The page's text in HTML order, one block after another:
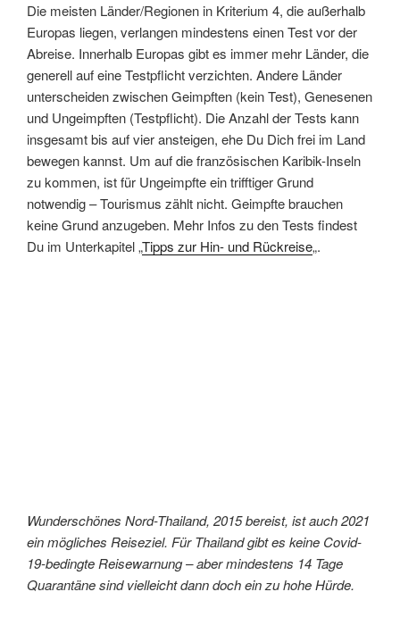
Die meisten Länder/Regionen in Kriterium 4, die außerhalb
Europas liegen, verlangen mindestens einen Test vor der
Abreise. Innerhalb Europas gibt es immer mehr Länder, die
generell auf eine Testpflicht verzichten. Andere Länder
unterscheiden zwischen Geimpften (kein Test), Genesenen
und Ungeimpften (Testpflicht). Die Anzahl der Tests kann
insgesamt bis auf vier ansteigen, ehe Du Dich frei im Land
bewegen kannst. Um auf die französischen Karibik-Inseln
zu kommen, ist für Ungeimpfte ein trifftiger Grund
notwendig – Tourismus zählt nicht. Geimpfte brauchen
keine Grund anzugeben. Mehr Infos zu den Tests findest
Du im Unterkapitel „Tipps zur Hin- und Rückreise„.
Wunderschönes Nord-Thailand, 2015 bereist, ist auch 2021
ein mögliches Reiseziel. Für Thailand gibt es keine Covid-
19-bedingte Reisewarnung – aber mindestens 14 Tage
Quarantäne sind vielleicht dann doch ein zu hohe Hürde.